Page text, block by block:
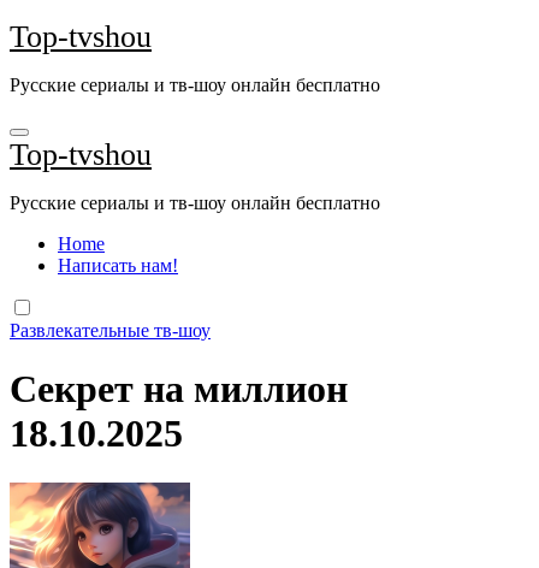
Перейти
к
Top-tvshou
Русские сериалы и тв-шоу онлайн бесплатно
Top-tvshou
Русские сериалы и тв-шоу онлайн бесплатно
Home
Написать нам!
Развлекательные тв-шоу
Секрет на миллион
18.10.2025